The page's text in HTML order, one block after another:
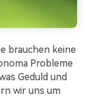
brauchen keine
Probleme
Geduld und
wir uns um